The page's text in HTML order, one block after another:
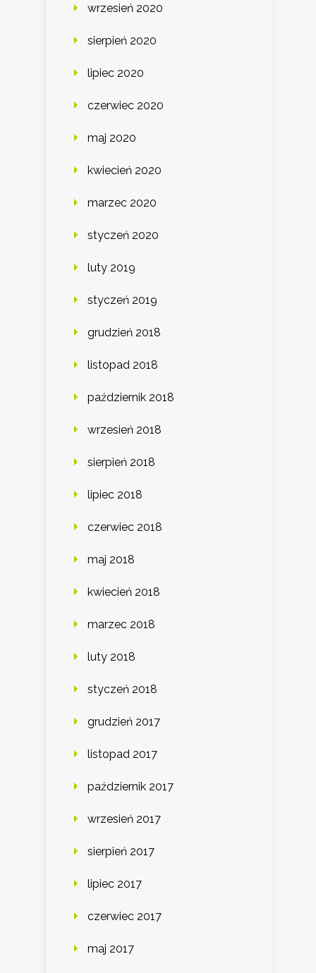
wrzesień 2020
sierpień 2020
lipiec 2020
czerwiec 2020
maj 2020
kwiecień 2020
marzec 2020
styczeń 2020
luty 2019
styczeń 2019
grudzień 2018
listopad 2018
październik 2018
wrzesień 2018
sierpień 2018
lipiec 2018
czerwiec 2018
maj 2018
kwiecień 2018
marzec 2018
luty 2018
styczeń 2018
grudzień 2017
listopad 2017
październik 2017
wrzesień 2017
sierpień 2017
lipiec 2017
czerwiec 2017
maj 2017